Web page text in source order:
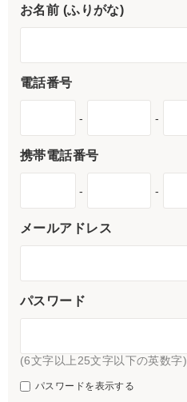
お名前 (ふりがな)
電話番号
- -
携帯電話番号
- -
メールアドレス
パスワード
(6文字以上25文字以下の英数字)
パスワードを表示する